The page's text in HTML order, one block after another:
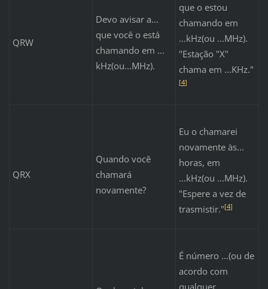
QRW
Devo avisar a...
que você o está
chamando em ...
kHz(ou...MHz).
que o estou
chamando em
...kHz(ou ...MHz).
"Estação "X"
chama em ...KHz."
[4]
QRX
Quando você
chamará
novamente?
Eu o chamarei
novamente às...
horas, em
...kHz(ou ...MHz).
"Espere a vez de
trasmistir."[4]
É número ...(ou de
acordo com
qualquer